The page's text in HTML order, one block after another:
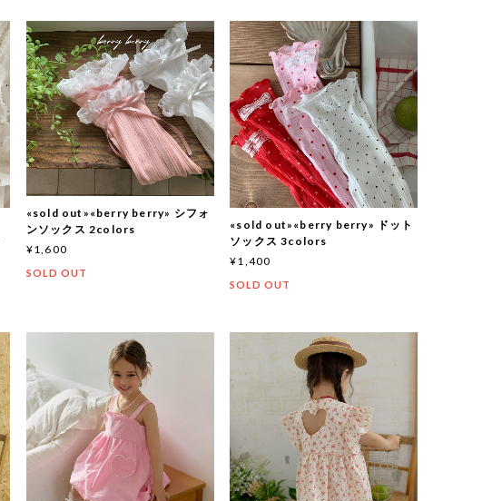
«sold out»«berry berry» シフォ
ンソックス 2colors
¥1,600
SOLD OUT
«sold out»«berry berry» ドット
ソックス 3colors
¥1,400
SOLD OUT